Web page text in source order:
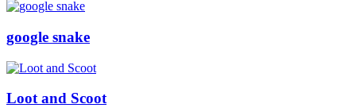
google snake
Loot and Scoot